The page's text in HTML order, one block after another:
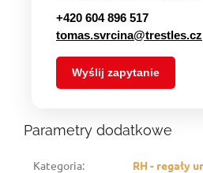
+420 604 896 517
tomas.svrcina@trestles.cz
Wyślij zapytanie
Parametry dodatkowe
Kategoria:
RH - regały